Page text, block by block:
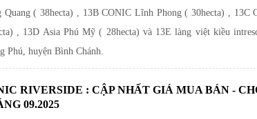
Quang ( 38hecta) , 13B CONIC Lĩnh Phong ( 30hecta) , 13C
, 13D Asia Phú Mỹ ( 28hecta) và 13E làng việt kiều
Phú, huyện Bình Chánh.
RIVERSIDE : CẬP NHẤT GIÁ MUA BÁN -
09.2025